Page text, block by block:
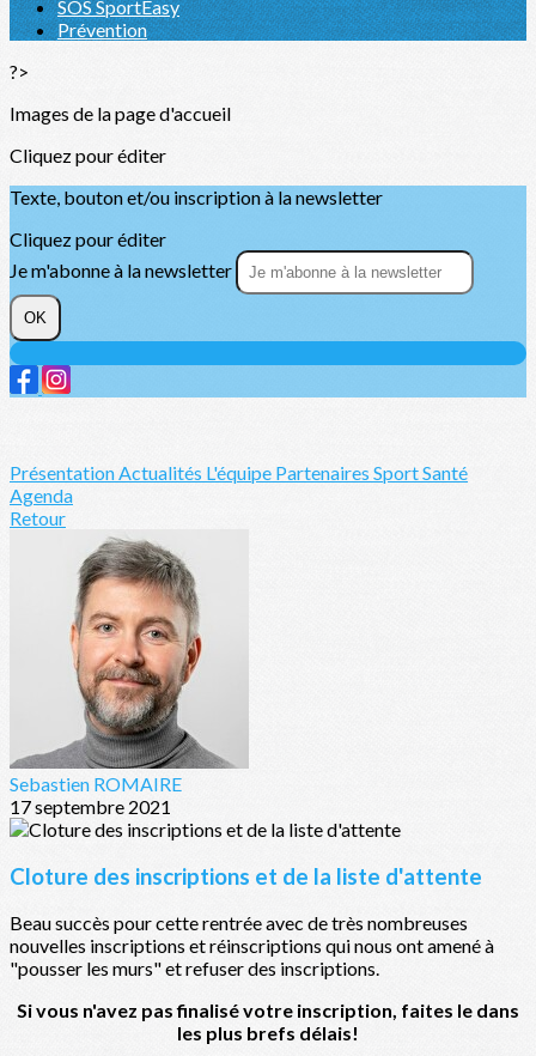
SOS SportEasy
Prévention
?>
Images de la page d'accueil
Cliquez pour éditer
Texte, bouton et/ou inscription à la newsletter
Cliquez pour éditer
Je m'abonne à la newsletter
OK
PrésentationActualités L'équipe Partenaires Sport Santé
Agenda
Retour
Sebastien ROMAIRE
17 septembre 2021
Cloture des inscriptions et de la liste d'attente
Beau succès pour cette rentrée avec de très nombreuses
nouvelles inscriptions et réinscriptions qui nous ont amené à
"pousser les murs" et refuser des inscriptions.
Si vous n'avez pas finalisé votre inscription, faites le dans
les plus brefs délais!